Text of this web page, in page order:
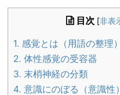
目次 [非表
1. 感覚とは（用語の整理）
2. 体性感覚の受容器
3. 末梢神経の分類
4. 意識にのぼる（意識性